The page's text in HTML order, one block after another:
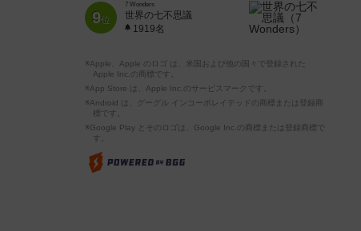
9位
7 Wonders
世界の七不思議
1919名
※Apple、Apple のロゴ は、米国および他の国々で登録された
Apple Inc.の商標です。
※App Store は、Apple Inc.のサービスマークです。
※Android は、グーグル インコーポレイテッドの商標または登録商
標です。
※Google Play とそのロゴは、Google Inc.の商標または登録商標で
す。